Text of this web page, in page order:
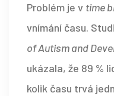
Problém je v time
vnímání času.
of Autism and
ukázala, že 89 %
kolik času trvá